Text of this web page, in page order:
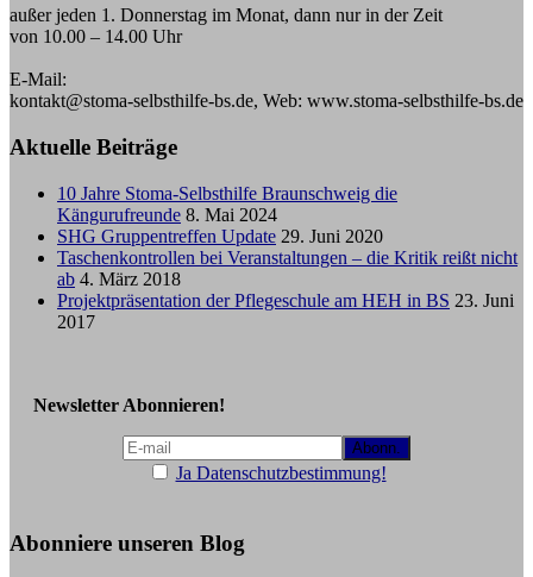
außer jeden 1. Donnerstag im Monat, dann nur in der Zeit
von 10.00 – 14.00 Uhr
E-Mail:
kontakt@stoma-selbsthilfe-bs.de, Web: www.stoma-selbsthilfe-bs.de
Aktuelle Beiträge
10 Jahre Stoma-Selbsthilfe Braunschweig die
Kängurufreunde 8. Mai 2024
SHG Gruppentreffen Update 29. Juni 2020
Taschenkontrollen bei Veranstaltungen – die Kritik reißt nicht
ab 4. März 2018
Projektpräsentation der Pflegeschule am HEH in BS 23. Juni
2017
Newsletter Abonnieren!
Ja Datenschutzbestimmung!
Abonniere unseren Blog